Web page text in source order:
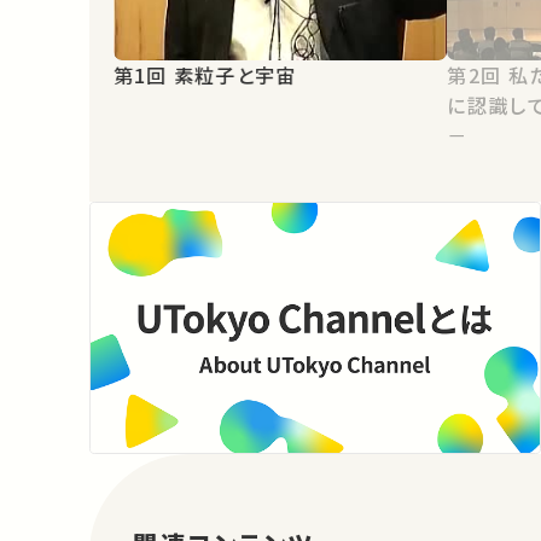
第1回 素粒子と宇宙
第2回 私たちは物質世界をどのよう
に認識し
－